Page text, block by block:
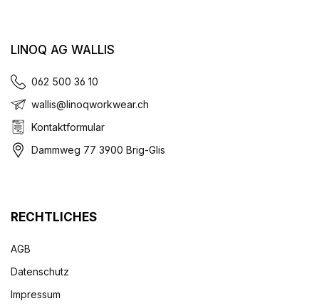
LINOQ AG WALLIS
062 500 36 10
wallis@linoqworkwear.ch
Kontaktformular
Dammweg 77 3900 Brig-Glis
RECHTLICHES
AGB
Datenschutz
Impressum